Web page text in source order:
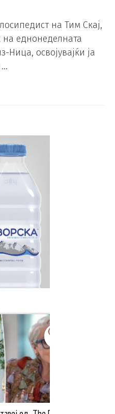
на Тим Скај,
еднонеделната
Ница, освојувајќи ја
…